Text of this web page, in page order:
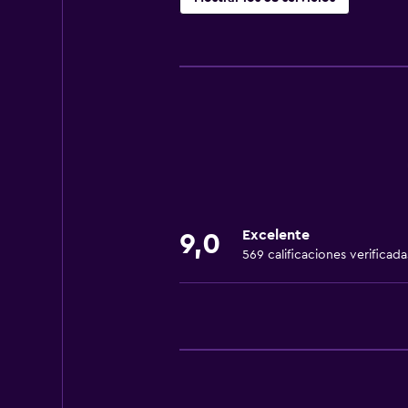
Wifi gratis
Artículos de aseo gratis
9,0 Excelente
569 calificaciones